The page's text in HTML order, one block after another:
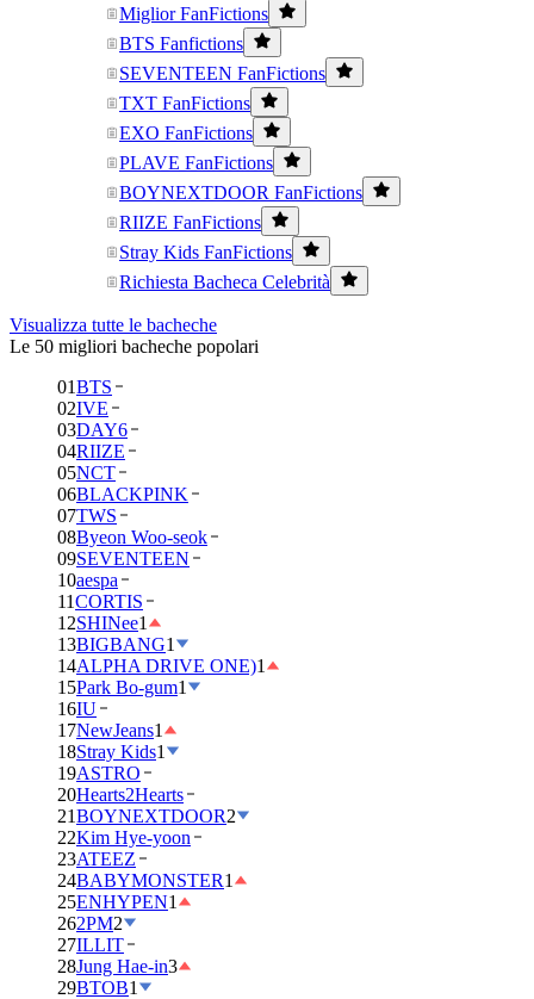
Miglior FanFictions
BTS Fanfictions
SEVENTEEN FanFictions
TXT FanFictions
EXO FanFictions
PLAVE FanFictions
BOYNEXTDOOR FanFictions
RIIZE FanFictions
Stray Kids FanFictions
Richiesta Bacheca Celebrità
Visualizza tutte le bacheche
Le 50 migliori bacheche popolari
01BTS
02IVE
03DAY6
04RIIZE
05NCT
06BLACKPINK
07TWS
08Byeon Woo-seok
09SEVENTEEN
10aespa
11CORTIS
12SHINee1
13BIGBANG1
14ALPHA DRIVE ONE)1
15Park Bo-gum1
16IU
17NewJeans1
18Stray Kids1
19ASTRO
20Hearts2Hearts
21BOYNEXTDOOR2
22Kim Hye-yoon
23ATEEZ
24BABYMONSTER1
25ENHYPEN1
262PM2
27ILLIT
28Jung Hae-in3
29BTOB1